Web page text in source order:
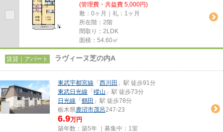
(管理費・共益費 5,000円)
敷：0ヶ月｜礼：1ヶ月
所在階：2階
間取り：2LDK
面積：54.60㎡
賃貸｜アパート ラヴィーヌ芝の内A
東武宇都宮線 「 西川田 」駅 徒歩91分
東武日光線 「 樅山 」駅 徒歩73分
日光線 「 鶴田 」駅 徒歩78分
栃木県鹿沼市茂呂247-23
6.9万円
築年数：築5年 ｜募集中： 1室